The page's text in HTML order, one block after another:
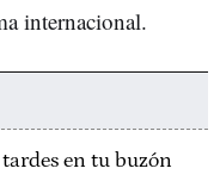
internacional.
en tu buzón